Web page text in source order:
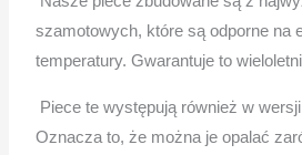
szamotowych, które są odporne na
temperatury. Gwarantuje to
Piece te występują również w
Oznacza to, że można je opalać